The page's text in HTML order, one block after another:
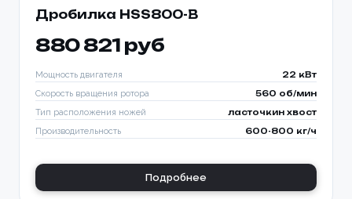
Дробилка HSS800-B
880 821 руб
Мощность двигателя 22 кВт
Скорость вращения ротора 560 об/мин
Тип расположения ножей ласточкин хвост
Производительность 600-800 кг/ч
Подробнее